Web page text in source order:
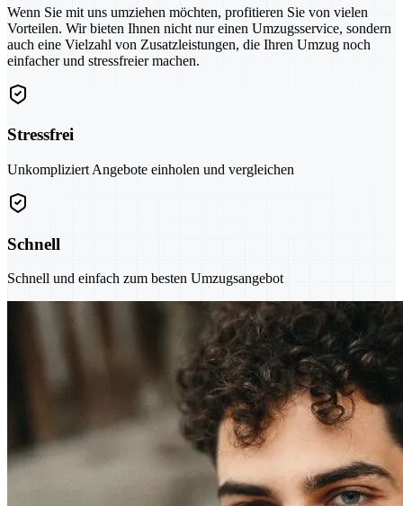
Wenn Sie mit uns umziehen möchten, profitieren Sie von vielen
Vorteilen. Wir bieten Ihnen nicht nur einen Umzugsservice, sondern
auch eine Vielzahl von Zusatzleistungen, die Ihren Umzug noch
einfacher und stressfreier machen.
Stressfrei
Unkompliziert Angebote einholen und vergleichen
Schnell
Schnell und einfach zum besten Umzugsangebot